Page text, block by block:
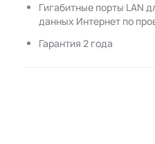
Гигабитные порты LAN
данных Интернет по
Гарантия 2 года